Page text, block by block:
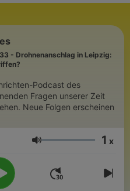
- Drohnenanschlag in Leipzig:
Podcast des
Fragen unserer Zeit
Neue Folgen erscheinen
Volym 1 x